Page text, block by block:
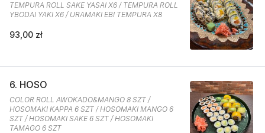
TEMPURA ROLL SAKE YASAI X6 / TEMPURA ROLL
YBODAI YAKI X6 / URAMAKI EBI TEMPURA X8
93,00 zł
6. HOSO
COLOR ROLL AWOKADO&MANGO 8 SZT /
HOSOMAKI KAPPA 6 SZT / HOSOMAKI MANGO 6
SZT / HOSOMAKI SAKE 6 SZT / HOSOMAKI
TAMAGO 6 SZT